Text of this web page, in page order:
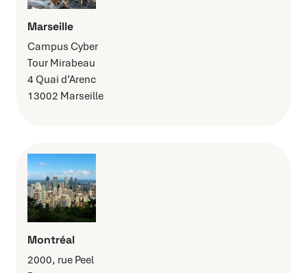
Marseille
Campus Cyber
Tour Mirabeau
4 Quai d’Arenc
13002 Marseille
Montréal
2000, rue Peel